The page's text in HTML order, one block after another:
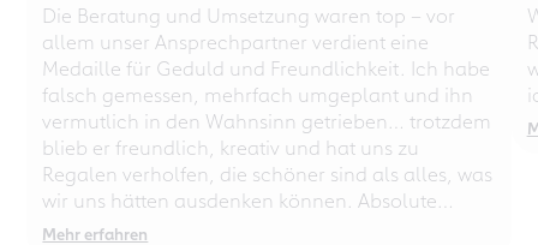
Die Beratung und Umsetzung waren top – vor
allem unser Ansprechpartner verdient eine
Medaille für Geduld und Freundlichkeit. Ich habe
falsch gemessen, mehrfach umgeplant und ihn
vermutlich in den Wahnsinn getrieben… trotzdem
blieb er freundlich, kreativ und hat uns zu
Regalen verholfen, die schöner sind als alles, was
wir uns hätten ausdenken können. Absolute
Empfehlung – auch für chaotische
Mehr erfahren